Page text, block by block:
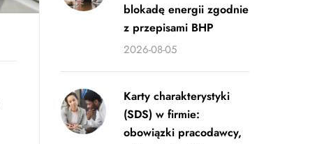
blokadę energii zgodnie
z przepisami BHP
2026-08-05
Karty charakterystyki
(SDS) w firmie:
obowiązki pracodawcy,